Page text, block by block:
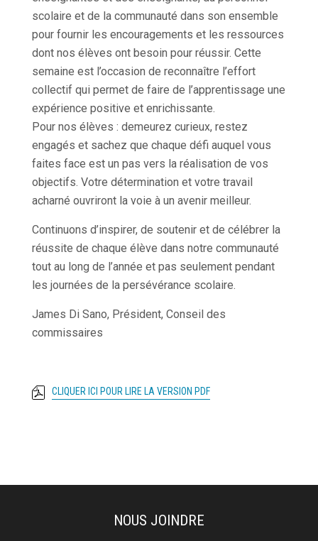
scolaire et de la communauté dans son ensemble
pour fournir les encouragements et les ressources
dont nos élèves ont besoin pour réussir. Cette
semaine est l’occasion de reconnaître l’effort
collectif qui permet de faire de l’apprentissage une
expérience positive et enrichissante.
Pour nos élèves : demeurez curieux, restez
engagés et sachez que chaque défi auquel vous
faites face est un pas vers la réalisation de vos
objectifs. Votre détermination et votre travail
acharné ouvriront la voie à un avenir meilleur.
Continuons d’inspirer, de soutenir et de célébrer la
réussite de chaque élève dans notre communauté
tout au long de l’année et pas seulement pendant
les journées de la persévérance scolaire.
James Di Sano, Président, Conseil des
commissaires
CLIQUER ICI POUR LIRE LA VERSION PDF
NOUS JOINDRE